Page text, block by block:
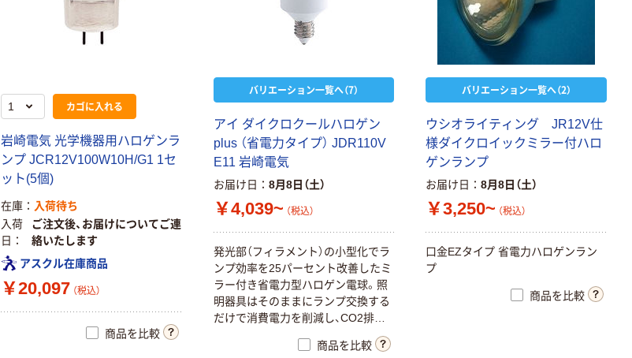
カゴに入れる
岩崎電気 光学機器用ハロゲンラ
ンプ JCR12V100W10H/G1 1セ
ット(5個)
在庫
入荷待ち
入荷
日
ご注文後、お届けについてご連
絡いたします
アスクル在庫商品
￥20,097 （税込）
商品を比較
バリエーション一覧へ（7）
アイ ダイクロクールハロゲン
plus （省電力タイプ） JDR110V
E11 岩崎電気
お届け日 8月8日（土）
￥4,039~ （税込）
発光部（フィラメント）の小型化でラ
ンプ効率を25パーセント改善したミ
ラー付き省電力型ハロゲン電球。照
明器具はそのままにランプ交換する
だけで消費電力を削減し、CO2排出
量を削減します。用途に併せて狭角
（10度）中角（20度）広角（35度）と3配
商品を比較
バリエーション一覧へ（2）
ウシオライティング JR12V仕
様ダイクロイックミラー付ハロ
ゲンランプ
お届け日 8月8日（土）
￥3,250~ （税込）
口金EZタイプ 省電力ハロゲンラン
プ
商品を比較